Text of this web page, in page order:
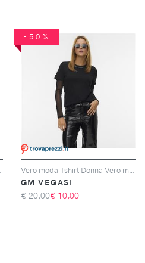
-50%
GM VEGASI
€ 20,00€ 10,00